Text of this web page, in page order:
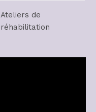
Ateliers de
réhabilitation